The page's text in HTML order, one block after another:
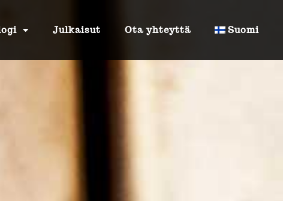
Julkaisut Ota yhteyttä Suomi